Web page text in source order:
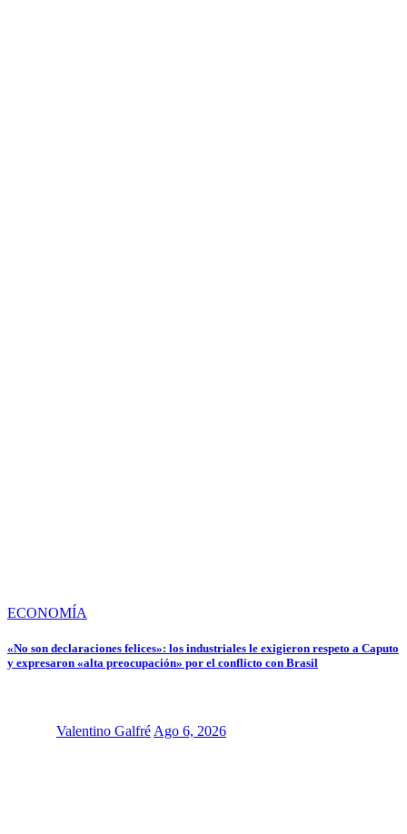
ECONOMÍA
«No son declaraciones felices»: los industriales le exigieron respeto a Caputo
y expresaron «alta preocupación» por el conflicto con Brasil
Valentino Galfré Ago 6, 2026